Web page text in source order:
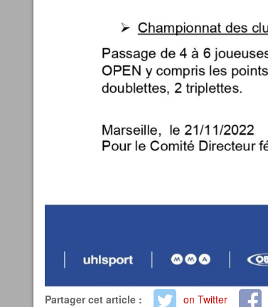
Partager cet article : on Twitter